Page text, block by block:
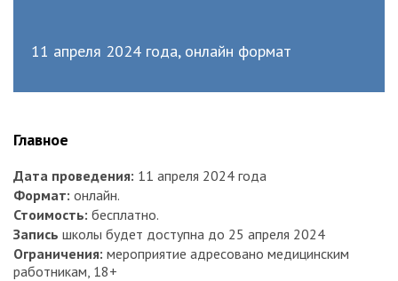
11 апреля 2024 года, онлайн формат
Главное
Дата проведения: 11 апреля 2024 года
Формат: онлайн.
Стоимость: бесплатно.
Запись школы будет доступна до 25 апреля 2024
Ограничения: мероприятие адресовано медицинским
работникам, 18+